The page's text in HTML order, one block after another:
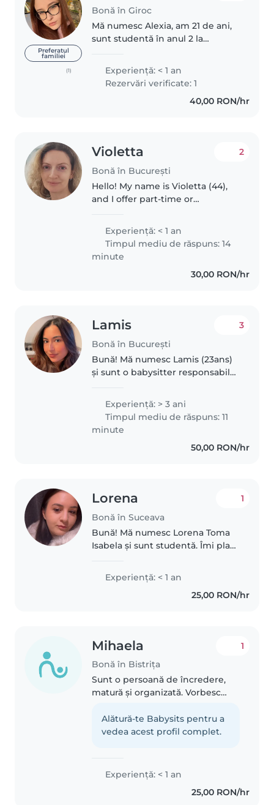
Preferatul
familiei
(1)
Bonă în Giroc
Mă numesc Alexia, am 21 de ani,
sunt studentă în anul 2 la
veterinară. Sunt o fire
descurcăreață, creativă,
distractivă și energică și îmi
Experienţă: < 1 an
Rezervări verificate: 1
40,00 RON/hr
Violetta
Bonă în București
2
Hello! My name is Violetta (44),
and I offer part-time or
Bucharest. I enjoy spending time
with children and always treat
them with care, respect, and
attention...
Experienţă: < 1 an
Timpul mediu de răspuns: 14
minute
30,00 RON/hr
Lamis
Bonă în București
3
Bună! Mă numesc Lamis (23ans)
și sunt o babysitter responsabilă,
lucrez cu copiii și să îi ajut să se
simtă în siguranță, fericiți și
confortabil...
Experienţă: > 3 ani
Timpul mediu de răspuns: 11
minute
50,00 RON/hr
Lorena
Bonă în Suceava
1
Bună! Mă numesc Lorena Toma
Isabela și sunt studentă. Îmi plac
veselă. Fiind studentă, am un
program flexibil și mă pot..
Experienţă: < 1 an
25,00 RON/hr
Mihaela
Bonă în Bistrița
1
Sunt o persoană de încredere,
matură și organizată. Vorbesc
rezultate foarte bune la școală,
ceea ce îmi permite să ofer
Alătură-te Babysits pentru a
vedea acest profil complet.
Experienţă: < 1 an
25,00 RON/hr